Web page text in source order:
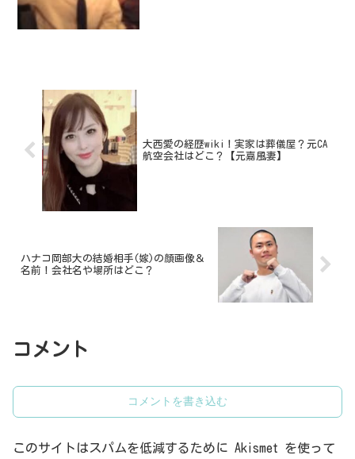
大西愛の経歴wiki！実家は葬儀屋？元CA
航空会社はどこ？【元嘉風妻】
ハナコ岡部大の結婚相手(嫁)の顔画像＆
名前！会社名や場所はどこ？
コメント
コメントを書き込む
このサイトはスパムを低減するために Akismet を使って